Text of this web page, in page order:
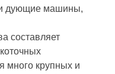
дующие машины,
составляет
много крупных и